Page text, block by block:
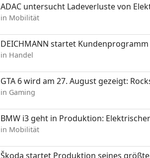
ADAC untersucht Ladeverluste von
in Mobilität
DEICHMANN startet Kundenprogramm
in Handel
GTA 6 wird am 27. August gezeigt:
in Gaming
BMW i3 geht in Produktion:
in Mobilität
Škoda startet Produktion seines